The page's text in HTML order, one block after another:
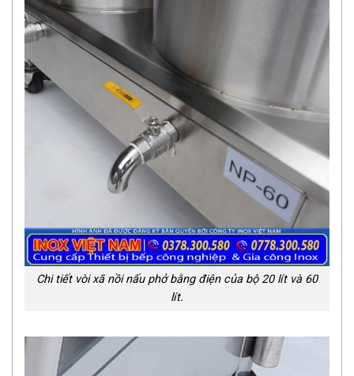
Chi tiết vòi xã nồi nấu phở bằng điện của bộ 20 lít và 60
lít.